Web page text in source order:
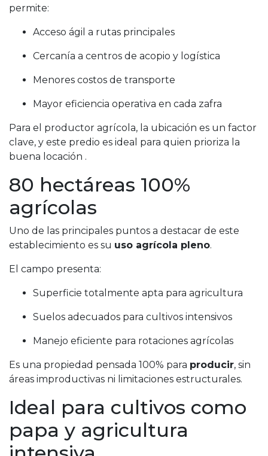
permite:
Acceso ágil a rutas principales
Cercanía a centros de acopio y logística
Menores costos de transporte
Mayor eficiencia operativa en cada zafra
Para el productor agrícola, la ubicación es un factor
clave, y este predio es ideal para quien prioriza la
buena locación .
80 hectáreas 100%
agrícolas
Uno de las principales puntos a destacar de este
establecimiento es su uso agrícola pleno.
El campo presenta:
Superficie totalmente apta para agricultura
Suelos adecuados para cultivos intensivos
Manejo eficiente para rotaciones agrícolas
Es una propiedad pensada 100% para producir, sin
áreas improductivas ni limitaciones estructurales.
Ideal para cultivos como
papa y agricultura